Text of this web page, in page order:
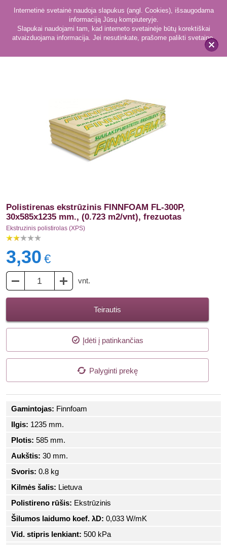
x
Internetinė svetainė naudoja slapukus (angl. Cookies), išsaugodama
informaciją Jūsų kompiuteryje.
Slapukai naudojami tam, kad interneto svetainėje būtų korektiškai
atvaizduojama informacija. Jei nesutinkate, prašome palikti svetainę.
Ekstruzinis polistirolas (XPS) 31
Polistirenas ekstrūzinis FINNFOAM FL-300P,
30x585x1235 mm., (0.723 m2/vnt), frezuotas
Ekstruzinis polistirolas (XPS)
3,30 €
vnt.
Teirautis
Įdėti į patinkančias
Palyginti prekę
Gamintojas: Finnfoam
Ilgis: 1235 mm.
Plotis: 585 mm.
Aukštis: 30 mm.
Svoris: 0.8 kg
Kilmės šalis: Lietuva
Polistireno rūšis: Ekstrūzinis
Šilumos laidumo koef. λD: 0,033 W/mK
Vid. stipris lenkiant: 500 kPa